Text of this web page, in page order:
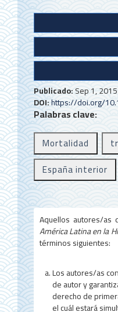
B
a
r
r
a
l
a
t
e
r
a
l
d
e
l
Publicado:Sep 1, 2015
DOI:https://doi.org/
Palabras clave:
Mortalidad
España interior
Aquellos autores/as
América Latina en la
términos siguientes:
Los autores/as
de autor y
derecho de
el cuál estará